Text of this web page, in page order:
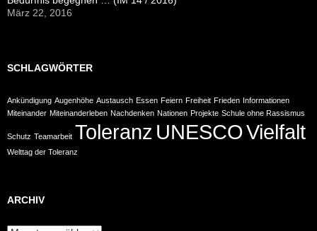
März 22, 2016
SCHLAGWÖRTER
Ankündigung Augenhöhe Austausch Essen Feiern Freiheit Frieden Informationen
Miteinander Miteinanderleben Nachdenken Nationen Projekte Schule ohne Rassismus
Schutz Teamarbeit Toleranz UNESCOVielfalt
Welttag der Toleranz
ARCHIV